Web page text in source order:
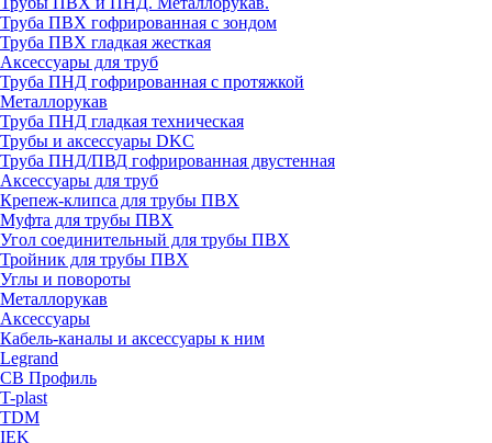
Труба ПВХ гофрированная с зондом
Труба ПВХ гладкая жесткая
Аксессуары для труб
Труба ПНД гофрированная с протяжкой
Металлорукав
Труба ПНД гладкая техническая
Трубы и аксессуары DKC
Труба ПНД/ПВД гофрированная двустенная
Аксессуары для труб
Крепеж-клипса для трубы ПВХ
Муфта для трубы ПВХ
Угол соединительный для трубы ПВХ
Тройник для трубы ПВХ
Углы и повороты
Металлорукав
Аксессуары
Кабель-каналы и аксессуары к ним
Legrand
СВ Профиль
T-plast
TDM
IEK